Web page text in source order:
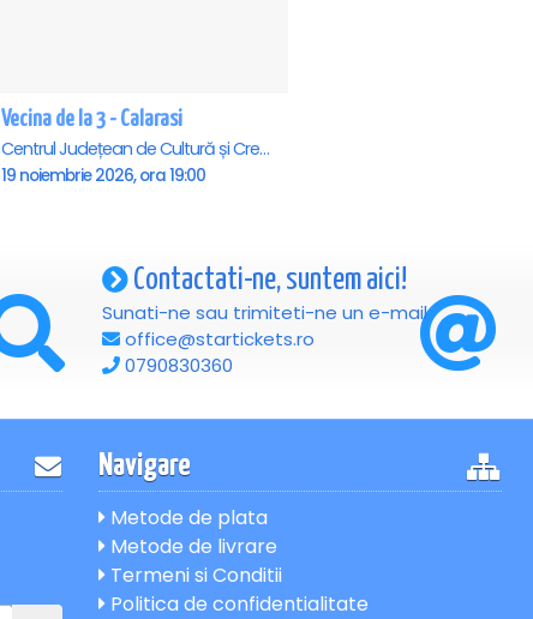
Vecina de la 3 - Calarasi
Centrul Județean de Cultură și Creație Călărași - Sala , Calarasi
19 noiembrie 2026, ora 19:00
Contactati-ne, suntem aici!
Sunati-ne sau trimiteti-ne un e-mail
office@startickets.ro
0790830360
Navigare
Metode de plata
Metode de livrare
Termeni si Conditii
Politica de confidentialitate